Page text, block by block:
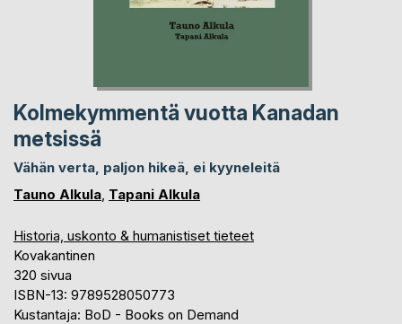
Kolmekymmentä vuotta Kanadan
metsissä
Vähän verta, paljon hikeä, ei kyyneleitä
Tauno Alkula, Tapani Alkula
Historia, uskonto & humanistiset tieteet
Kovakantinen
320 sivua
ISBN-13: 9789528050773
Kustantaja: BoD - Books on Demand